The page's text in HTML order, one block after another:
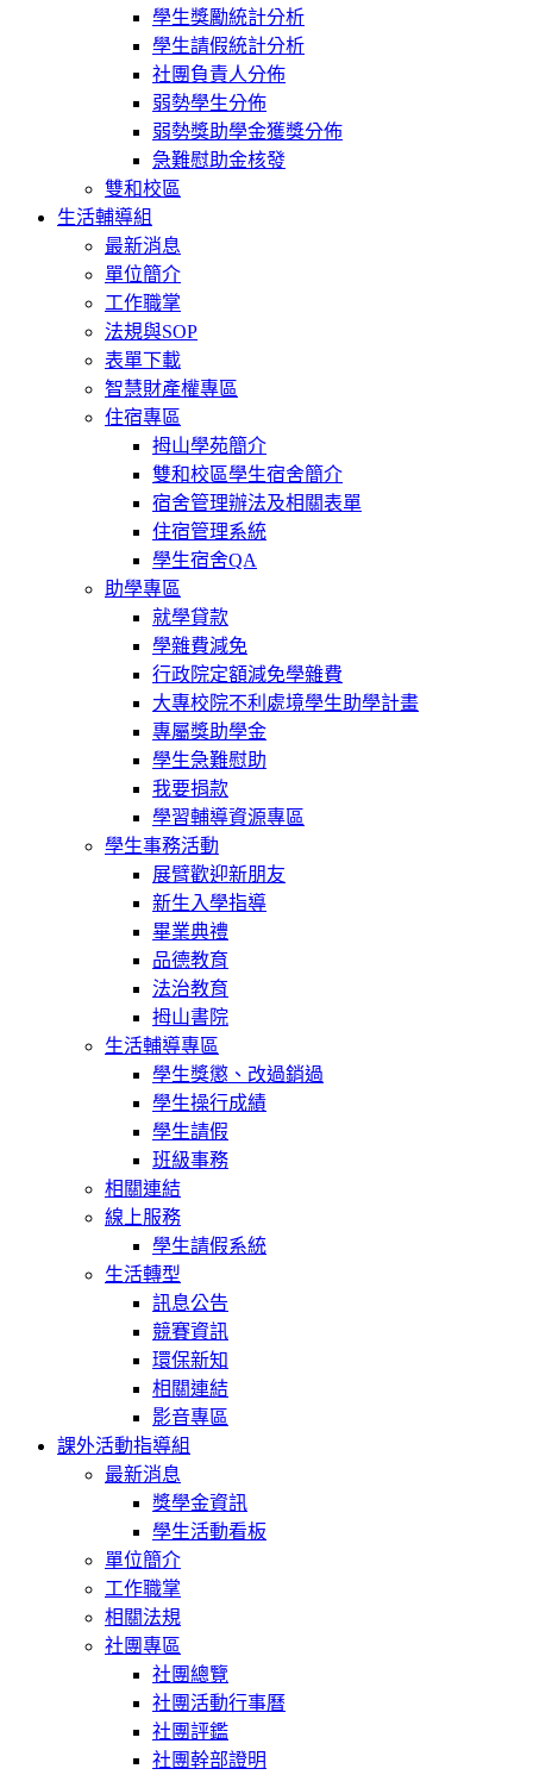
學生獎勵統計分析
學生請假統計分析
社團負責人分佈
弱勢學生分佈
弱勢獎助學金獲獎分佈
急難慰助金核發
雙和校區
生活輔導組
最新消息
單位簡介
工作職掌
法規與SOP
表單下載
智慧財產權專區
住宿專區
拇山學苑簡介
雙和校區學生宿舍簡介
宿舍管理辦法及相關表單
住宿管理系統
學生宿舍QA
助學專區
就學貸款
學雜費減免
行政院定額減免學雜費
大專校院不利處境學生助學計畫
專屬獎助學金
學生急難慰助
我要捐款
學習輔導資源專區
學生事務活動
展臂歡迎新朋友
新生入學指導
畢業典禮
品德教育
法治教育
拇山書院
生活輔導專區
學生獎懲、改過銷過
學生操行成績
學生請假
班級事務
相關連結
線上服務
學生請假系統
生活轉型
訊息公告
競賽資訊
環保新知
相關連結
影音專區
課外活動指導組
最新消息
獎學金資訊
學生活動看板
單位簡介
工作職掌
相關法規
社團專區
社團總覽
社團活動行事曆
社團評鑑
社團幹部證明